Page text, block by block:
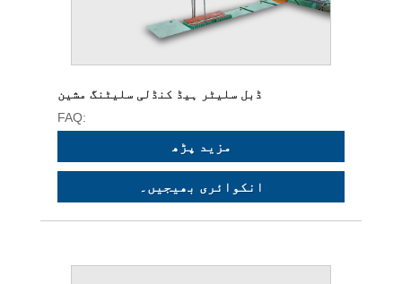
ڈبل سلیٹر ہیڈ کنڈلی سلیٹنگ مشین
FAQ:
مزید پڑھ
انکوائری بھیجیں۔